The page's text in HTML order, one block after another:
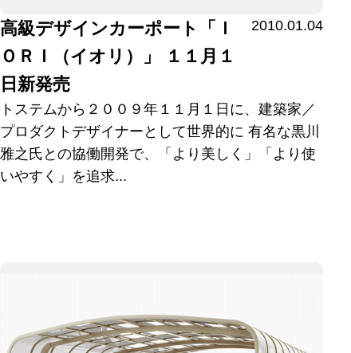
高級デザインカーポート「Ｉ
ＯＲＩ（イオリ）」 １１月１
日新発売
2010.01.04
トステムから２００９年１１月１日に、建築家／
プロダクトデザイナーとして世界的に 有名な黒川
雅之氏との協働開発で、「より美しく」「より使
いやすく」を追求...